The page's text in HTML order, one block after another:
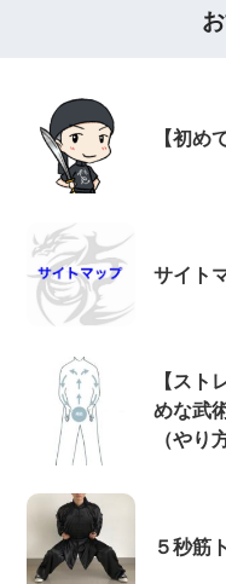
【初め
サイト
【スト
めな武
（やり
５秒筋